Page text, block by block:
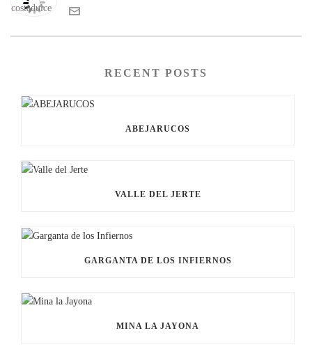
RECENT POSTS
ABEJARUCOS
VALLE DEL JERTE
GARGANTA DE LOS INFIERNOS
MINA LA JAYONA